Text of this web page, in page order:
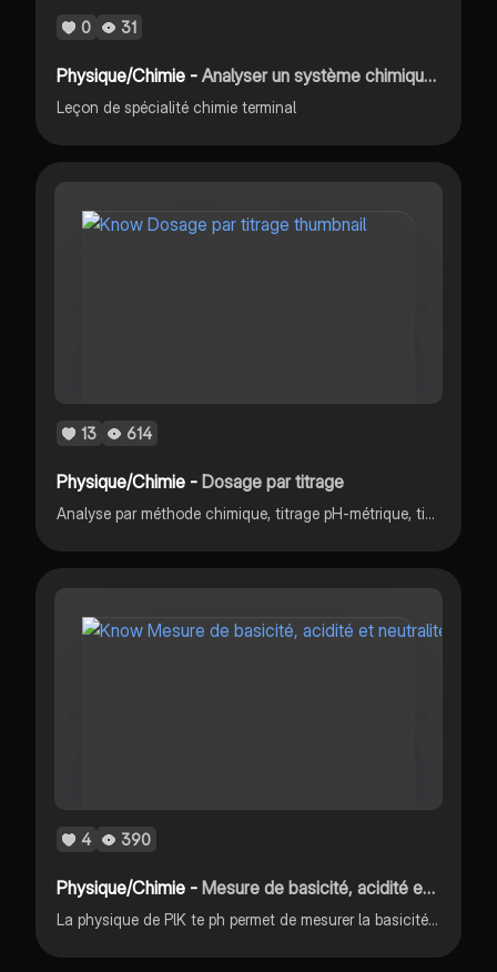
0 31
Physique/Chimie -Analyser un système chimique par des méthodes chimiques
Leçon de spécialité chimie terminal
13 614
Physique/Chimie -Dosage par titrage
Analyse par méthode chimique, titrage pH-métrique, titrage conductimétrique
4 390
Physique/Chimie -Mesure de basicité, acidité et neutralité
La physique de PlK te ph permet de mesurer la basicité, l'acidité ou la neutralité d'une solution avec le potentiel hydrogène.